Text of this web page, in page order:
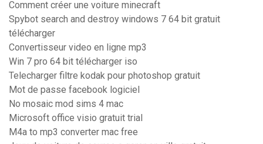
Comment créer une voiture minecraft
Spybot search and destroy windows 7 64 bit gratuit
télécharger
Convertisseur video en ligne mp3
Win 7 pro 64 bit télécharger iso
Telecharger filtre kodak pour photoshop gratuit
Mot de passe facebook logiciel
No mosaic mod sims 4 mac
Microsoft office visio gratuit trial
M4a to mp3 converter mac free